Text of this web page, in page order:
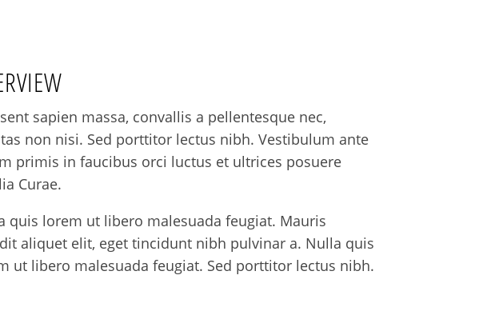
sapien massa, convallis a pellentesque nec,
non nisi. Sed porttitor lectus nibh. Vestibulum ante
primis in faucibus orci luctus et ultrices posuere
Curae.
quis lorem ut libero malesuada feugiat. Mauris
aliquet elit, eget tincidunt nibh pulvinar a. Nulla quis
ut libero malesuada feugiat. Sed porttitor lectus nibh.